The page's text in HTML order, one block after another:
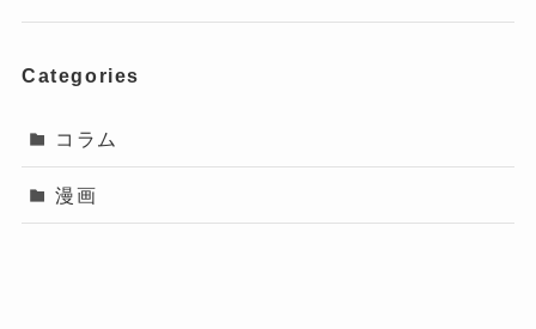
Categories
コラム
漫画